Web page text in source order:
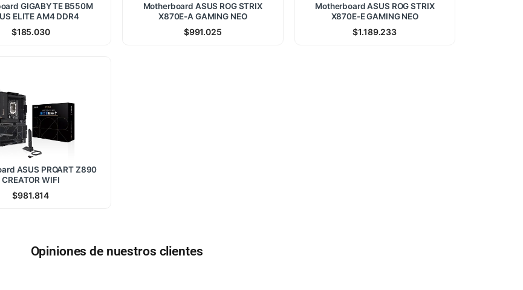
GIGABYTE B550M
ELITE AM4 DDR4
$185.030
Motherboard ASUS ROG STRIX
X870E-A GAMING NEO
$991.025
Motherboard ASUS ROG STRIX
X870E-E GAMING NEO
$1.189.233
ASUS PROART Z890
CREATOR WIFI
$981.814
Opiniones de nuestros clientes